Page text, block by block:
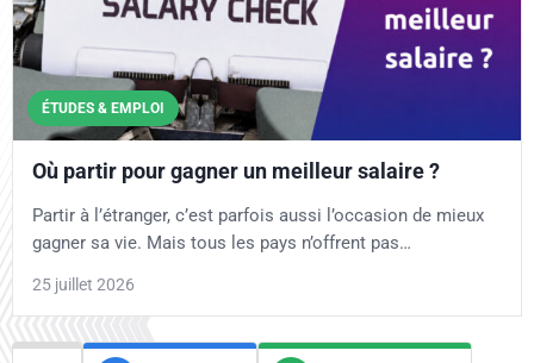
ÉTUDES & EMPLOI
Où partir pour gagner un meilleur salaire ?
Partir à l’étranger, c’est parfois aussi l’occasion de mieux
gagner sa vie. Mais tous les pays n’offrent pas…
25 juillet 2026